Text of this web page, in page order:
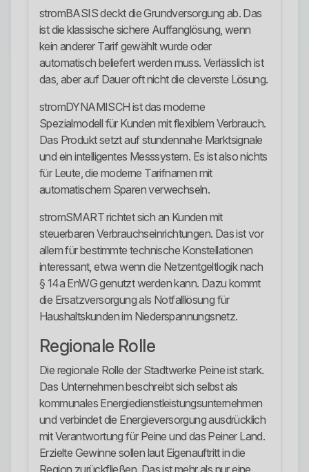
stromBASIS deckt die Grundversorgung ab. Das
ist die klassische sichere Auffanglösung, wenn
kein anderer Tarif gewählt wurde oder
automatisch beliefert werden muss. Verlässlich ist
das, aber auf Dauer oft nicht die cleverste Lösung.
stromDYNAMISCH ist das moderne
Spezialmodell für Kunden mit flexiblem Verbrauch.
Das Produkt setzt auf stundennahe Marktsignale
und ein intelligentes Messsystem. Es ist also nichts
für Leute, die moderne Tarifnamen mit
automatischem Sparen verwechseln.
stromSMART richtet sich an Kunden mit
steuerbaren Verbrauchseinrichtungen. Das ist vor
allem für bestimmte technische Konstellationen
interessant, etwa wenn die Netzentgeltlogik nach
§ 14a EnWG genutzt werden kann. Dazu kommt
die Ersatzversorgung als Notfalllösung für
Haushaltskunden im Niederspannungsnetz.
Regionale Rolle
Die regionale Rolle der Stadtwerke Peine ist stark.
Das Unternehmen beschreibt sich selbst als
kommunales Energiedienstleistungsunternehmen
und verbindet die Energieversorgung ausdrücklich
mit Verantwortung für Peine und das Peiner Land.
Erzielte Gewinne sollen laut Eigenauftritt in die